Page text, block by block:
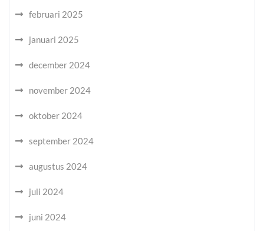
februari 2025
januari 2025
december 2024
november 2024
oktober 2024
september 2024
augustus 2024
juli 2024
juni 2024